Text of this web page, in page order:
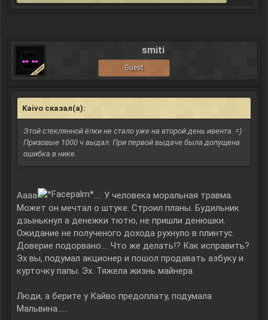
smiti
Guest
Kaivo сказал(а):
Этой стеклянной ёлки не стало уже на второй день ивента. =)
Призовые 1000 ч выдал. При первой выдаче была допущена
ошибка в нике.
Аааа
.... У человека моральная травма.
Может он мечтал о штуке. Строил планы. Будильник
дзынькнул а денежки тютю, не пришли денюшки.
Ожидание не полученого дохода рухнуло в плинтус.
Доверие подорвано.... Что же делать!? Как исправить?
Эх вы, подумал акционер и пошол продавать азбуку и
курточку папы. Эх. Тяжела жизнь майнера.
Люди, а берите у Кайво предоплату, подумала
Мальвина......